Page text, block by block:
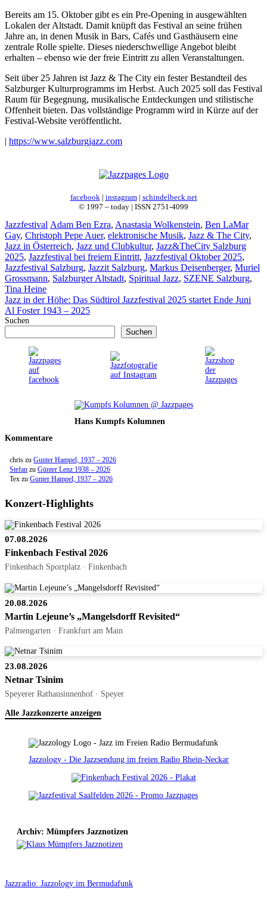
Bereits am 15. Oktober gibt es ein Pre-Opening in ausgewählten
Lokalen der Altstadt. Damit knüpft das Festival an seine frühen
Jahre an, in denen Musik in Bars, Cafés und Gasthäusern eine
zentrale Rolle spielte. Dieses niederschwellige Angebot bleibt
erhalten – ebenso wie der freie Eintritt zu allen Veranstaltungen.
Seit über 25 Jahren ist Jazz & The City ein fester Bestandteil des
Salzburger Kulturprogramms im Herbst. Auch 2025 soll das Festival
Raum für Begegnung, musikalische Entdeckungen und stilistische
Offenheit bieten. Das vollständige Programm wird in Kürze auf der
Festival-Website veröffentlicht.
| https://www.salzburgjazz.com
facebook | instagram| schindelbeck.net
© 1997 – today | ISSN 2751-4099
Kategorien
Jazzfestival Schlagwörter
Adam Ben Ezra, Anastasia Wolkenstein, Ben LaMar
Gay, Christoph Pepe Auer, elektronische Musik, Jazz & The City,
Jazz in Österreich, Jazz und Clubkultur, Jazz&TheCity Salzburg
2025, Jazzfestival bei freiem Eintritt, Jazzfestival Oktober 2025,
Jazzfestival Salzburg, Jazzit Salzburg, Markus Deisenberger, Muriel
Grossmann, Salzburger Altstadt, Spiritual Jazz, SZENE Salzburg,
Tina Heine
Jazz in der Höhe: Das Südtirol Jazzfestival 2025 startet Ende Juni
Al Foster 1943 – 2025
Suchen
Suchen
Hans Kumpfs Kolumnen
Kommentare
chris zu Gunter Hampel, 1937 – 2026
Stefan zu Günter Lenz 1938 – 2026
Tex zu Gunter Hampel, 1937 – 2026
Konzert-Highlights
07.08.2026
Finkenbach Festival 2026
Finkenbach Sportplatz · Finkenbach
20.08.2026
Martin Lejeune’s „Mangelsdorff Revisited“
Palmengarten · Frankfurt am Main
23.08.2026
Netnar Tsinim
Speyerer Rathausinnenhof · Speyer
Alle Jazzkonzerte anzeigen
Jazzology - Die Jazzsendung im freien Radio Rhein-Neckar
Archiv: Mümpfers Jazznotizen
Jazzradio: Jazzology im Bermudafunk